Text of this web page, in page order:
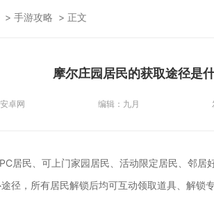
手游攻略 正文
摩尔庄园居民的获取途径是
卓网 编辑： 九月
居民、可上门家园居民、活动限定居民、邻
径，所有居民解锁后均可互动领取道具、解锁